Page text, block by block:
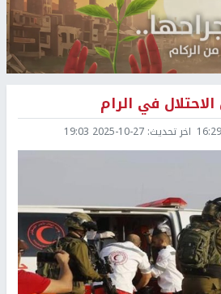
في الرام
اخر تحديث: 2025-10-27 19:03